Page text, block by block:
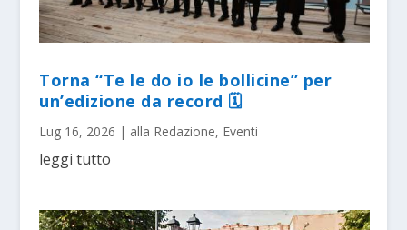
Torna “Te le do io le bollicine” per
un’edizione da record 🗓
Lug 16, 2026 | alla Redazione, Eventi
leggi tutto